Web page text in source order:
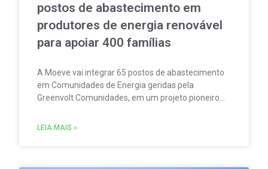
postos de abastecimento em
produtores de energia renovável
para apoiar 400 famílias
A Moeve vai integrar 65 postos de abastecimento
em Comunidades de Energia geridas pela
Greenvolt Comunidades, em um projeto pioneiro
consumir e partilhar energia renovável localmente.
LEIA MAIS »